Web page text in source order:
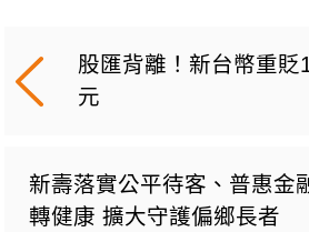
股匯背離！新台幣重貶
元
新壽落實公平待客、普惠金
轉健康 擴大守護偏鄉長者